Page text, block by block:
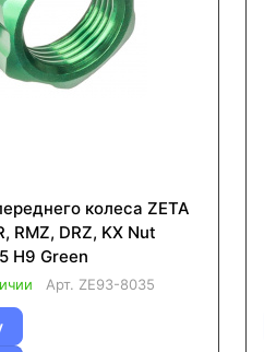
колеса ZETA
RMZ, DRZ, KX Nut
H9 Green
Арт. ZE93-8035